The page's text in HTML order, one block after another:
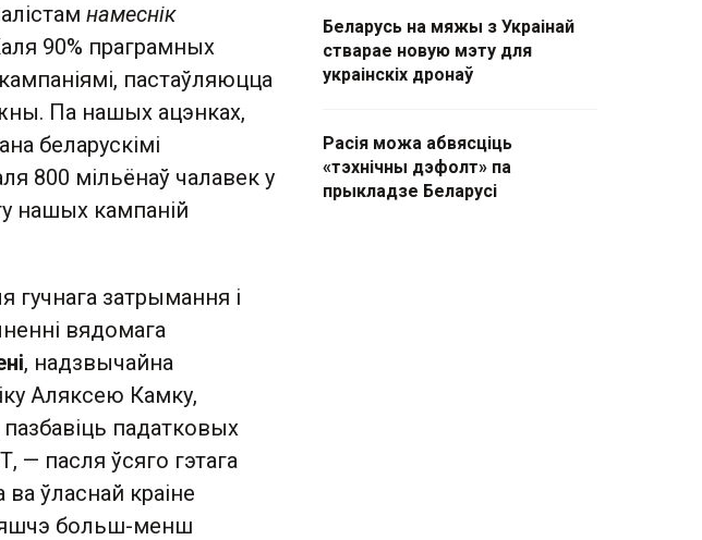
намеснік
90% праграмных
пастаўляюцца
Па нашых ацэнках,
беларускімі
800 мільёнаў чалавек у
нашых кампаній
гучнага затрымання і
вядомага
, надзвычайна
Аляксею Камку,
падатковых
— пасля ўсяго гэтага
ўласнай краіне
яшчэ больш-менш
Беларусь на мяжы з Украінай
стварае новую мэту для
украінскіх дронаў
Расія можа абвясціць
«тэхнічны дэфолт» па
прыкладзе Беларусі